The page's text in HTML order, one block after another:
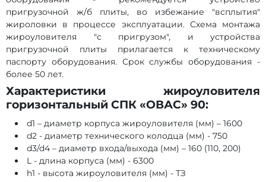
пригрузочной ж/б плиты, во избежание "всплытия"
жироловки в процессе эксплуатации. Схема монтажа
жироуловителя "с пригрузом", и устройства
пригрузочной плиты прилагается к техническому
паспорту оборудования. Срок службы оборудования -
более 50 лет.
Характеристики жироуловителя
горизонтальный СПК «ОВАС» 90:
d1 – диаметр корпуса жироуловителя (мм) – 1600
d2 - диаметр технического колодца (мм) - 750
d3/d4 – диаметр входа/выхода (мм) – 160 (110, 200)
L - длина корпуса (мм) - 6300
h1 - высота жироуловителя (мм) - ТЗ